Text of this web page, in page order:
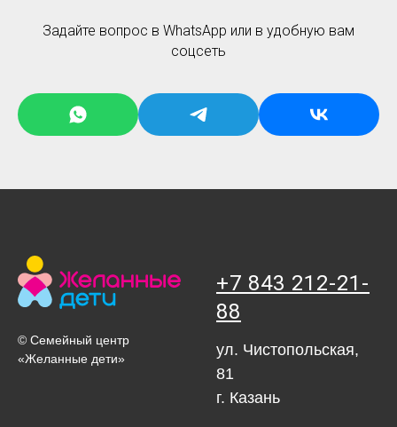
Задайте вопрос в WhatsApp или в удобную вам
соцсеть
© Семейный центр
«Желанные дети»
+7 843 212-21-
88
ул. Чистопольская,
81
г. Казань